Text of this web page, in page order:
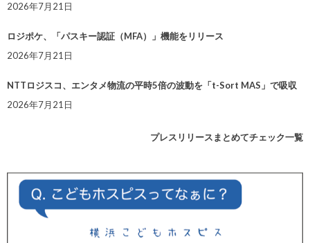
2026年7月21日
ロジポケ、「パスキー認証（MFA）」機能をリリース
2026年7月21日
NTTロジスコ、エンタメ物流の平時5倍の波動を「t-Sort MAS」で吸収
2026年7月21日
プレスリリースまとめてチェック一覧